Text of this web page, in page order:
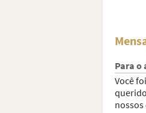
Para o
Você
nossos